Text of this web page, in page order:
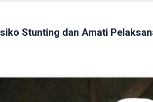
Stunting dan Amati